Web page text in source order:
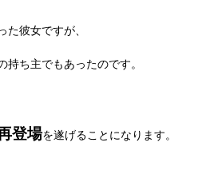
た彼女ですが、
ち主でもあったのです。
登場を遂げることになります。